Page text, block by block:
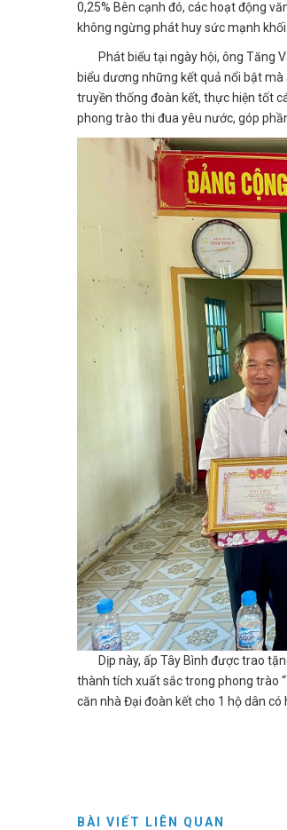
0,25% Bên cạnh đó, các hoạt động
không ngừng phát huy sức mạnh
Phát biểu tại ngày hội, ông Tăng
biểu dương những kết quả nổi bật
truyền thống đoàn kết, thực hiện tốt
phong trào thi đua yêu nước, góp
Dịp này, ấp Tây Bình được trao
thành tích xuất sắc trong phong trào
căn nhà Đại đoàn kết cho 1 hộ dân có
BÀI VIẾT LIÊN QUAN